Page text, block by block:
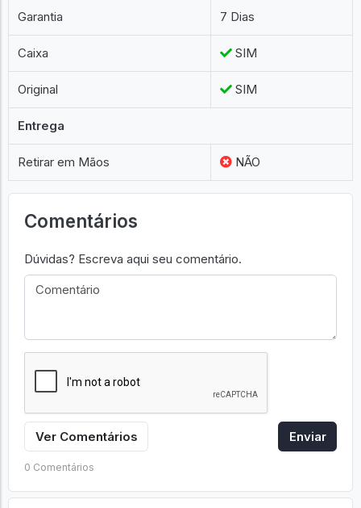
Garantia 7 Dias
Caixa SIM
Original SIM
Entrega
Retirar em Mãos NÃO
Comentários
Dúvidas? Escreva aqui seu comentário.
Ver Comentários Enviar
0 Comentários